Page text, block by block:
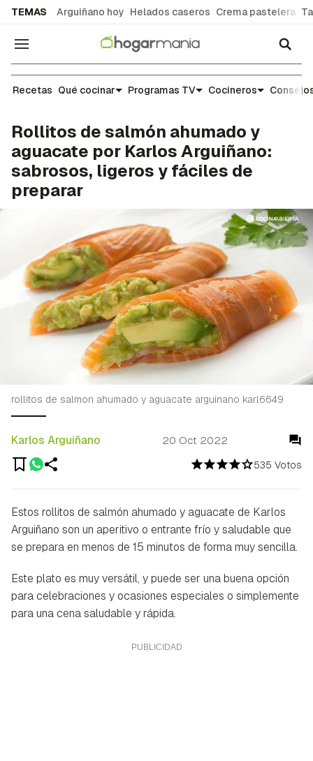
TEMAS Arguiñano hoy Helados caseros Crema pastelera
Navegación
Recetas
Recetas Qué cocinar Programas TV Cocineros
Rollitos de salmón ahumado y
aguacate por Karlos Arguiñano:
sabrosos, ligeros y fáciles de
preparar
535 Votos
Karlos Arguiñano 20 Oct 2022
rollitos de salmon ahumado y aguacate arguinano karl6649
Estos rollitos de salmón ahumado y aguacate de Karlos
Arguiñano son un aperitivo o entrante frío y saludable que
se prepara en menos de 15 minutos de forma muy sencilla.
Este plato es muy versátil, y puede ser una buena opción
para celebraciones y ocasiones especiales o simplemente
para una cena saludable y rápida.